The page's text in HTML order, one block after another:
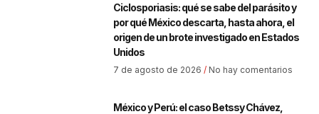
Ciclosporiasis: qué se sabe del parásito y
por qué México descarta, hasta ahora, el
origen de un brote investigado en Estados
Unidos
7 de agosto de 2026 No hay comentarios
México y Perú: el caso Betssy Chávez,